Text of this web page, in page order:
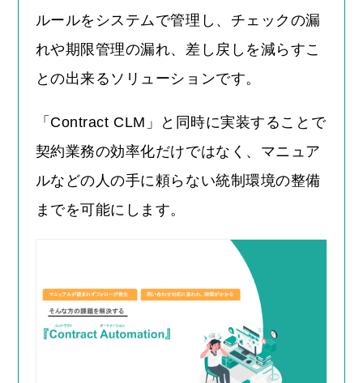
ルールをシステムで管理し、チェックの漏
れや期限管理の漏れ、差し戻しを減らすこ
との出来るソリューションです。
「Contract CLM」と同時に実装することで
契約業務の効率化だけではなく、マニュア
ルなどの人の手に頼らない統制環境の整備
までを可能にします。